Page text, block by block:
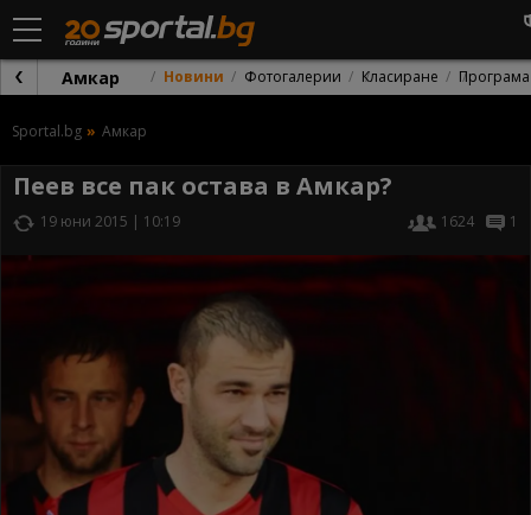
Амкар Новини Фотогалерии Класиране Програма
Sportal.bg Амкар
Пеев все пак остава в Амкар?
19 юни 2015 | 10:19 1624 1